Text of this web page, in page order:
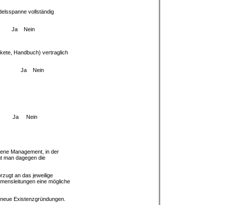
vollständig
Ja Nein
Handbuch) vertraglich
Ja Nein
an Ja Nein
Management, in der
man dagegen die
an das jeweilige
eine mögliche
Existenzgründungen.